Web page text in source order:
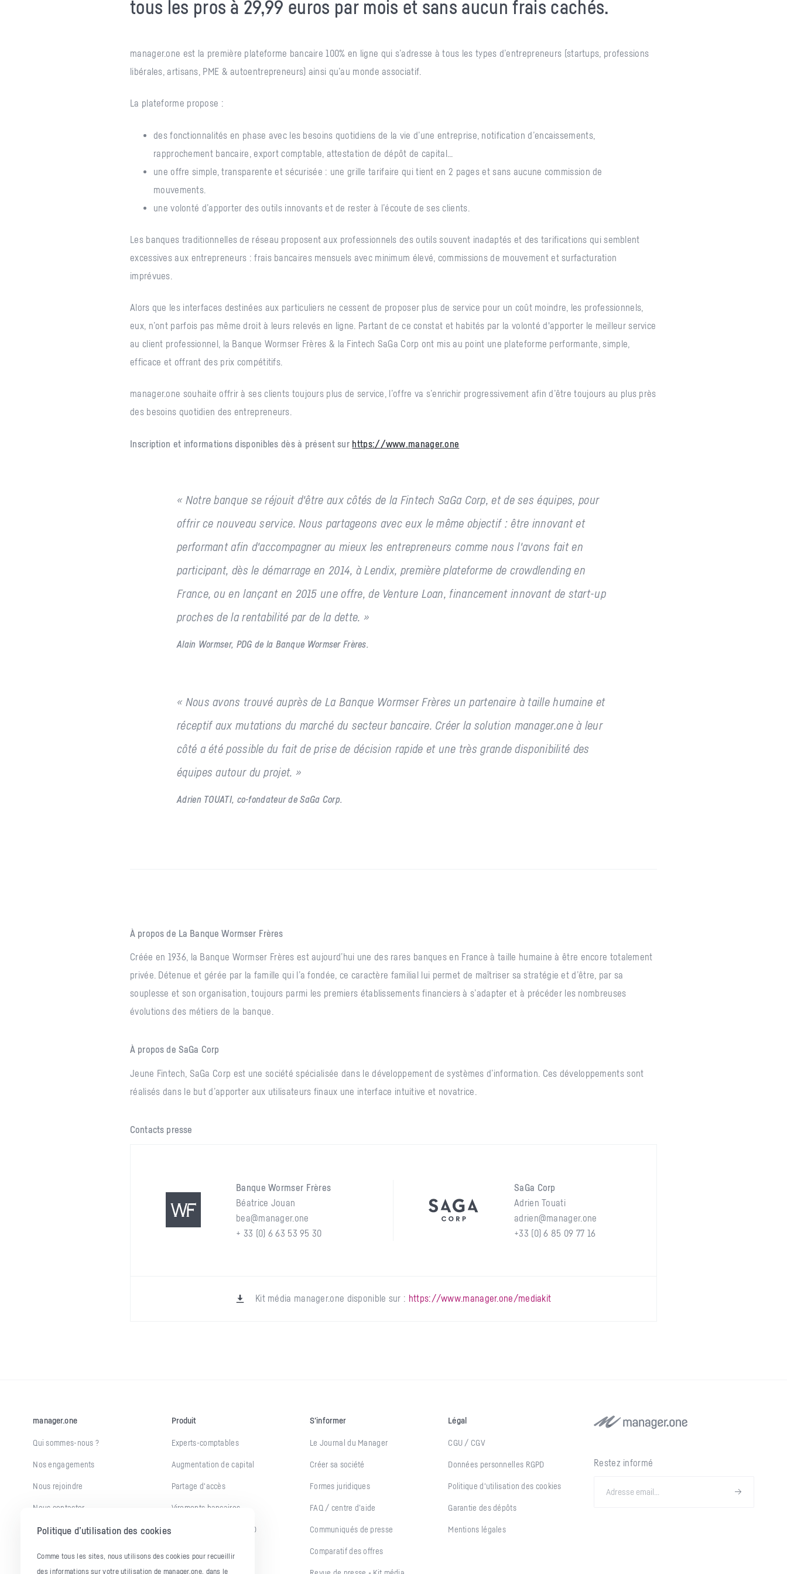
Politique d’utilisation des cookies
Comme tous les sites, nous utilisons des cookies pour recueillir
des informations sur votre utilisation de manager.one, dans le
tous les pros à 29,99 euros par mois et sans aucun frais cachés.
manager.one est la première plateforme bancaire 100% en ligne qui s’adresse à tous les types d’entrepreneurs (startups, professions
libérales, artisans, PME & autoentrepreneurs) ainsi qu’au monde associatif.
La plateforme propose :
des fonctionnalités en phase avec les besoins quotidiens de la vie d’une entreprise, notification d’encaissements,
rapprochement bancaire, export comptable, attestation de dépôt de capital...
une offre simple, transparente et sécurisée : une grille tarifaire qui tient en 2 pages et sans aucune commission de
mouvements.
une volonté d’apporter des outils innovants et de rester à l’écoute de ses clients.
Les banques traditionnelles de réseau proposent aux professionnels des outils souvent inadaptés et des tarifications qui semblent
excessives aux entrepreneurs : frais bancaires mensuels avec minimum élevé, commissions de mouvement et surfacturation
imprévues.
Alors que les interfaces destinées aux particuliers ne cessent de proposer plus de service pour un coût moindre, les professionnels,
eux, n’ont parfois pas même droit à leurs relevés en ligne. Partant de ce constat et habités par la volonté d'apporter le meilleur service
au client professionnel, la Banque Wormser Frères & la Fintech SaGa Corp ont mis au point une plateforme performante, simple,
efficace et offrant des prix compétitifs.
manager.one souhaite offrir à ses clients toujours plus de service, l’offre va s’enrichir progressivement afin d’être toujours au plus près
des besoins quotidien des entrepreneurs.
Inscription et informations disponibles dès à présent sur https://www.manager.one
« Notre banque se réjouit d'être aux côtés de la Fintech SaGa Corp, et de ses équipes, pour
offrir ce nouveau service. Nous partageons avec eux le même objectif : être innovant et
performant afin d'accompagner au mieux les entrepreneurs comme nous l'avons fait en
participant, dès le démarrage en 2014, à Lendix, première plateforme de crowdlending en
France, ou en lançant en 2015 une offre, de Venture Loan, financement innovant de start-up
proches de la rentabilité par de la dette. »
Alain Wormser, PDG de la Banque Wormser Frères.
« Nous avons trouvé auprès de La Banque Wormser Frères un partenaire à taille humaine et
réceptif aux mutations du marché du secteur bancaire. Créer la solution manager.one à leur
côté a été possible du fait de prise de décision rapide et une très grande disponibilité des
équipes autour du projet. »
Adrien TOUATI, co-fondateur de SaGa Corp.
À propos de La Banque Wormser Frères
Créée en 1936, la Banque Wormser Frères est aujourd’hui une des rares banques en France à taille humaine à être encore totalement
privée. Détenue et gérée par la famille qui l’a fondée, ce caractère familial lui permet de maîtriser sa stratégie et d’être, par sa
souplesse et son organisation, toujours parmi les premiers établissements financiers à s’adapter et à précéder les nombreuses
évolutions des métiers de la banque.
À propos de SaGa Corp
Jeune Fintech, SaGa Corp est une société spécialisée dans le développement de systèmes d’information. Ces développements sont
réalisés dans le but d’apporter aux utilisateurs finaux une interface intuitive et novatrice.
Contacts presse
Banque Wormser Frères
Béatrice Jouan
bea@manager.one
+ 33 (0) 6 63 53 95 30
SaGa Corp
Adrien Touati
adrien@manager.one
+33 (0) 6 85 09 77 16
Kit média manager.one disponible sur : https://www.manager.one/mediakit
Restez informé
manager.one
Qui sommes-nous ?
Nos engagements
Nous rejoindre
Nous contacter
Opposition sur la carte
Produit
Experts-comptables
Augmentation de capital
Partage d'accès
Virements bancaires
Encaissement - TPE/VAD
S'informer
Le Journal du Manager
Créer sa société
Formes juridiques
FAQ / centre d’aide
Communiqués de presse
Comparatif des offres
Légal
CGU / CGV
Données personnelles RGPD
Politique d'utilisation des cookies
Garantie des dépôts
Mentions légales